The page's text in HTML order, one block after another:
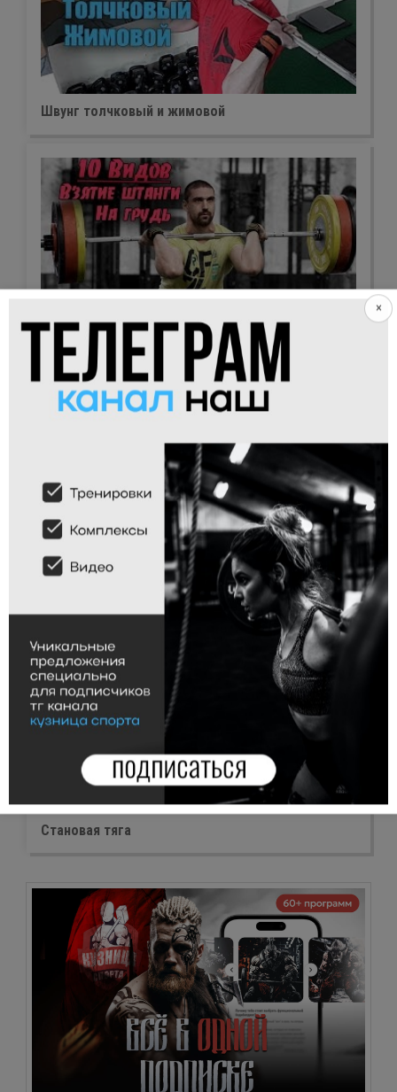
Швунг толчковый и жимовой
Взятие штанги на грудь с виса в стойку
Становая тяга
×